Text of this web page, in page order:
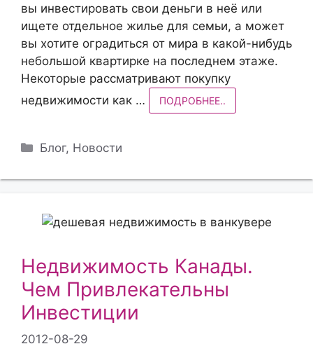
вы инвестировать свои деньги в неё или
ищете отдельное жилье для семьи, а может
вы хотите оградиться от мира в какой-нибудь
небольшой квартирке на последнем этаже.
Некоторые рассматривают покупку
недвижимости как …
ПОДРОБНЕЕ..
Рубрики
Блог, Новости
Недвижимость Канады.
Чем Привлекательны
Инвестиции
2012-08-29